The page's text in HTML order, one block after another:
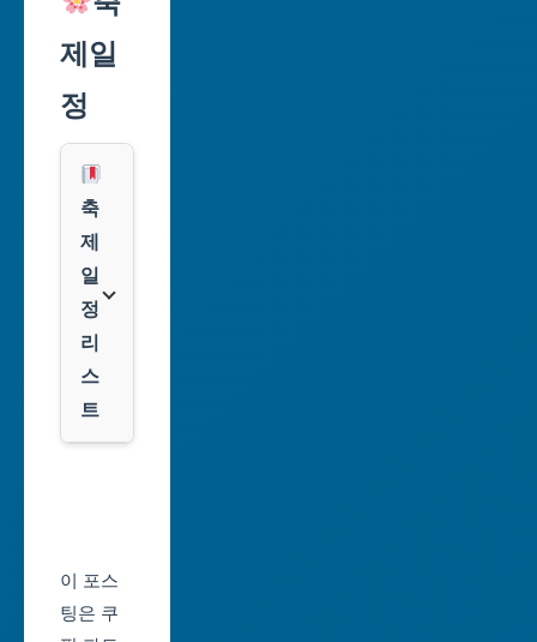
광
역
광
주
광
역
시
대
전
광
광
익
스
레
쿠
팡
클
룩
제일
정
축
제
일
정
리
스
트
일
정
이 포스
팅은 쿠